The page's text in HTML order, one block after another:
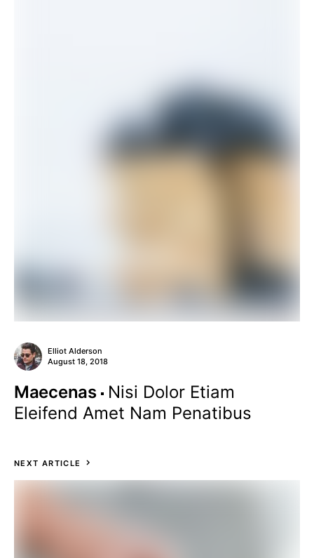
Elliot Alderson
August 18, 2018
Maecenas
Nisi Dolor Etiam
Eleifend Amet Nam Penatibus
NEXT ARTICLE